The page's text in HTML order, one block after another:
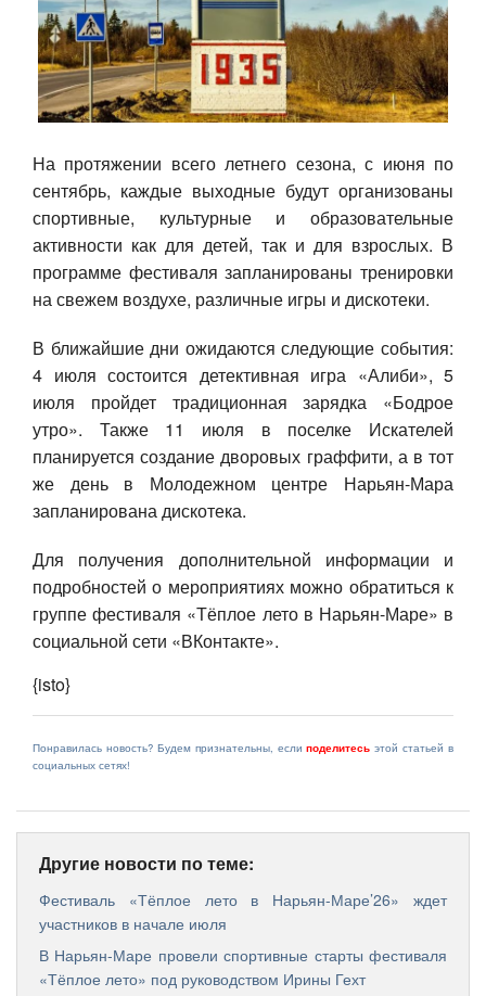
На протяжении всего летнего сезона, с июня по
сентябрь, каждые выходные будут организованы
спортивные, культурные и образовательные
активности как для детей, так и для взрослых. В
программе фестиваля запланированы тренировки
на свежем воздухе, различные игры и дискотеки.
В ближайшие дни ожидаются следующие события:
4 июля состоится детективная игра «Алиби», 5
июля пройдет традиционная зарядка «Бодрое
утро». Также 11 июля в поселке Искателей
планируется создание дворовых граффити, а в тот
же день в Молодежном центре Нарьян-Мара
запланирована дискотека.
Для получения дополнительной информации и
подробностей о мероприятиях можно обратиться к
группе фестиваля «Тёплое лето в Нарьян-Маре» в
социальной сети «ВКонтакте».
{isto}
Понравилась новость? Будем признательны, еслиподелитесь этой статьей в
социальных сетях!
Другие новости по теме:
Фестиваль «Тёплое лето в Нарьян-Маре’26» ждет
участников в начале июля
В Нарьян-Маре провели спортивные старты фестиваля
«Тёплое лето» под руководством Ирины Гехт